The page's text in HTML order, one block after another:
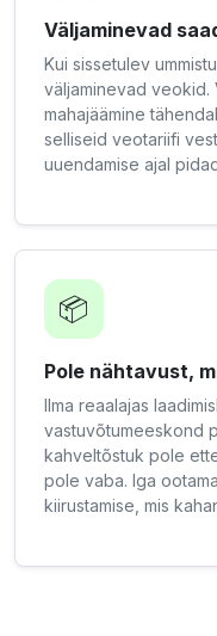
Väljaminevad
Kui sissetulev
väljaminevad veokid.
mahajäämine
selliseid veotariifi
uuendamise ajal
📦
Pole nähtavust,
Ilma reaalajas
vastuvõtumeeskond
kahveltõstuk pole
pole vaba. Iga
kiirustamise, mis